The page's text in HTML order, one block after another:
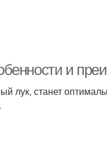
и
лук, станет